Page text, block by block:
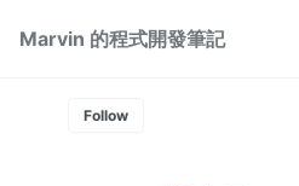
Marvin 的程式開發筆記
Follow